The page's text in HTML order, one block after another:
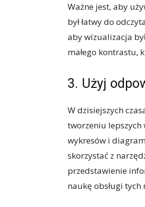
Ważne jest, aby
był łatwy do
aby wizualizacja
małego kontrastu,
3. Użyj
W dzisiejszych
tworzeniu
wykresów i
skorzystać z
przedstawienie
naukę obsługi